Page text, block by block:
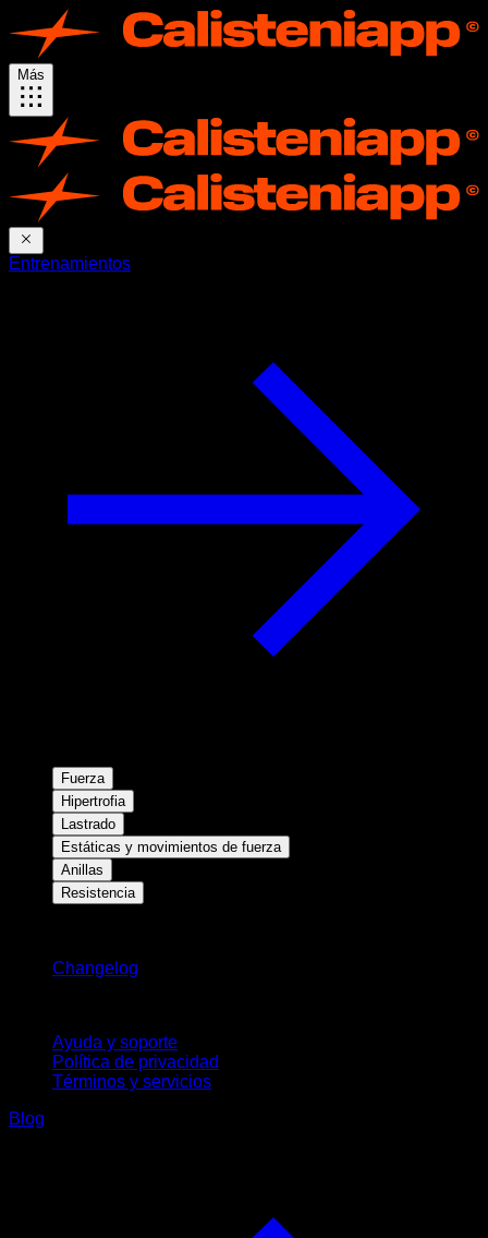
Más
Entrenamientos
Fuerza
Hipertrofia
Lastrado
Estáticas y movimientos de fuerza
Anillas
Resistencia
Changelog
Ayuda y soporte
Política de privacidad
Términos y servicios
Blog